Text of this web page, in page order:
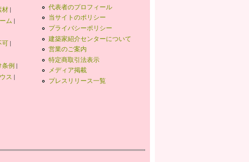
材|
ム |
可|
条例 |
ス |
代表者のプロフィール
当サイトのポリシー
プライバシーポリシー
建築家紹介センターについて
営業のご案内
特定商取引法表示
メディア掲載
プレスリリース一覧